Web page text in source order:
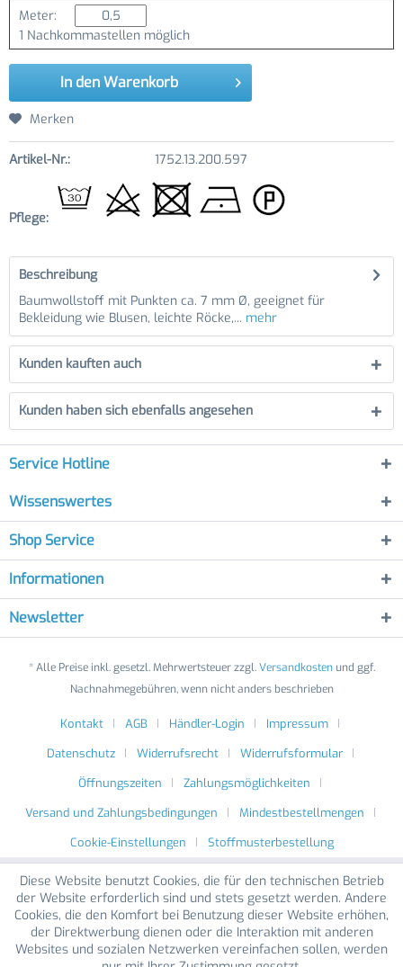
Meter:
1 Nachkommastellen möglich
In den Warenkorb
Merken
Artikel-Nr.: 1752.13.200.597
Pflege:
Beschreibung
Baumwollstoff mit Punkten ca. 7 mm Ø, geeignet für
Bekleidung wie Blusen, leichte Röcke,... mehr
Kunden kauften auch
Kunden haben sich ebenfalls angesehen
Service Hotline
Wissenswertes
Shop Service
Informationen
Newsletter
* Alle Preise inkl. gesetzl. Mehrwertsteuer zzgl.Versandkostenund ggf.
Nachnahmegebühren, wenn nicht anders beschrieben
Kontakt AGB Händler-Login
Impressum
Datenschutz
Widerrufsrecht
Widerrufsformular
Öffnungszeiten
Zahlungsmöglichkeiten
Versand und Zahlungsbedingungen
Mindestbestellmengen
Cookie-Einstellungen
Stoffmusterbestellung
Diese Website benutzt Cookies, die für den technischen Betrieb
der Website erforderlich sind und stets gesetzt werden. Andere
Cookies, die den Komfort bei Benutzung dieser Website erhöhen,
der Direktwerbung dienen oder die Interaktion mit anderen
Websites und sozialen Netzwerken vereinfachen sollen, werden